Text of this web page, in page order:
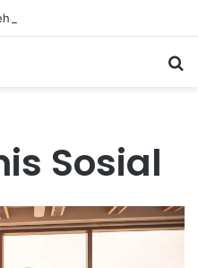
Sosial